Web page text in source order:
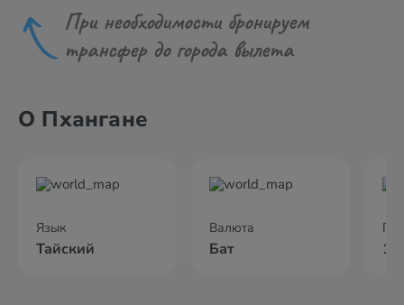
При необходимости бронируем
трансфер до города вылета
О Пхангане
Язык
Тайский
Валюта
Бат